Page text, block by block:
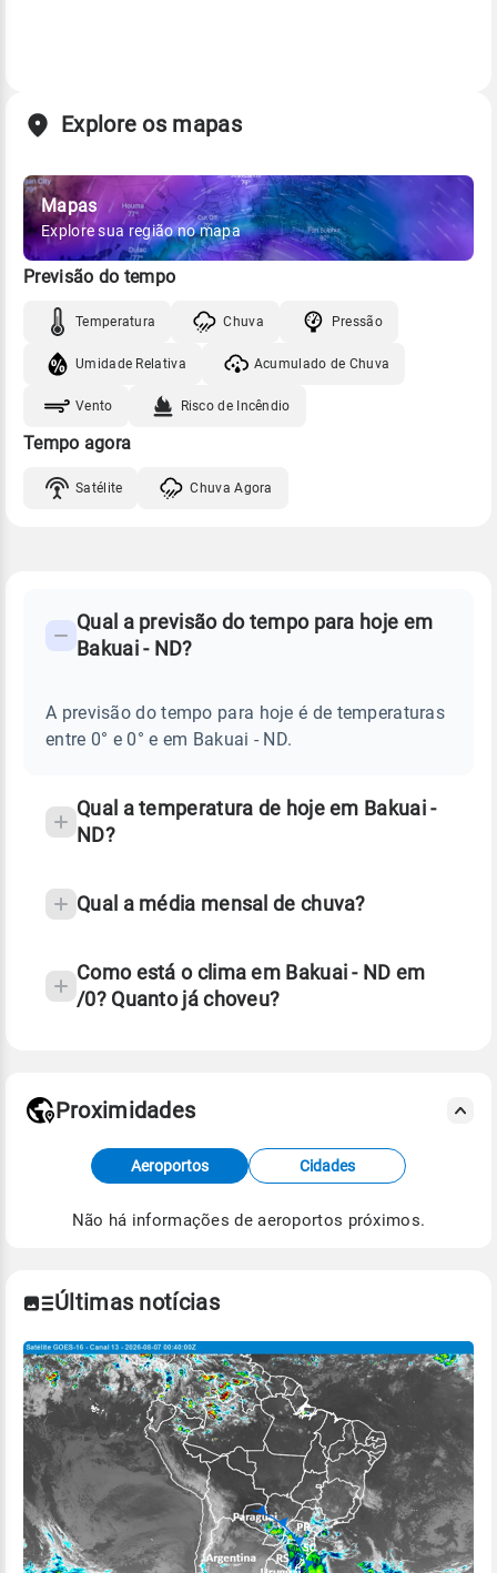
Explore os mapas
Mapas
Explore sua região no mapa
Previsão do tempo
Temperatura Chuva Pressão
Umidade Relativa Acumulado de Chuva
Vento Risco de Incêndio
Tempo agora
Satélite Chuva Agora
PREVISÃO
TEMPO
Perguntas
sobre
chuva
temperatura
Qual a previsão do tempo para hoje em
Bakuai - ND?
A previsão do tempo para hoje é de temperaturas
entre 0° e 0° e em Bakuai - ND.
Qual a temperatura de hoje em Bakuai -
ND?
Qual a média mensal de chuva?
Como está o clima em Bakuai - ND em
/0? Quanto já choveu?
Fonte: dados combinados de estações
meteorológicas e satélite do Centro de Previsão
de Tempo e Estudos Climáticos (CPTEC).
Para obter mais informações sobre os dados
Proximidades
Aeroportos Cidades
Não há informações de aeroportos próximos.
Últimas notícias